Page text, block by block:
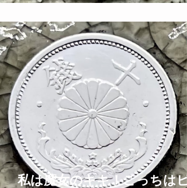
Restoration Time Lapse
私は魔女のキキ！こっちはピ